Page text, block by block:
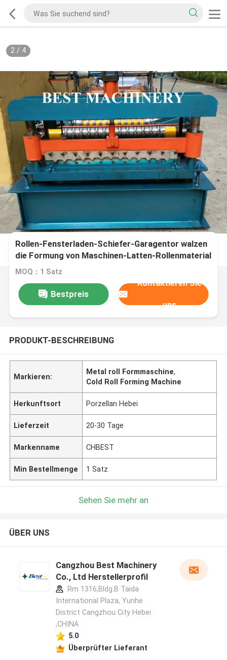
2/ 4
Rollen-Fensterladen-Schiefer-Garagentor walzen
die Formung von Maschinen-Latten-Rollenmaterial
0.8mm kalt
MOQ：1 Satz
Bestpreis
Kontaktieren Sie
uns
PRODUKT-BESCHREIBUNG
Markieren:
Metal roll Formmaschine,
Cold Roll Forming Machine
Herkunftsort Porzellan Hebei
Lieferzeit 20-30 Tage
Markenname CHBEST
Min Bestellmenge 1 Satz
Sehen Sie mehr an
ÜBER UNS
Cangzhou Best Machinery
Co., Ltd Herstellerprofil
Rm 1316,Bldg.B Taida
International Plaza, Yunhe
District Cangzhou City Hebei
,CHINA
5.0
Überprüfter Lieferant